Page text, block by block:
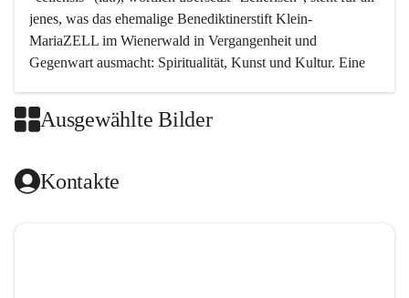
jenes, was das ehemalige Benediktinerstift Klein-
MariaZELL im Wienerwald in Vergangenheit und
Gegenwart ausmacht: Spiritualität, Kunst und Kultur. Eine
Kirchenmusik, dem kunstvollen Lob Gottes.
Das kirchenmusikalische Festival Cellensis wird seit dem
Ausgewählte Bilder
Kontakte